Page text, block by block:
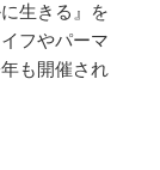
生きる』を
フやパーマ
も開催され